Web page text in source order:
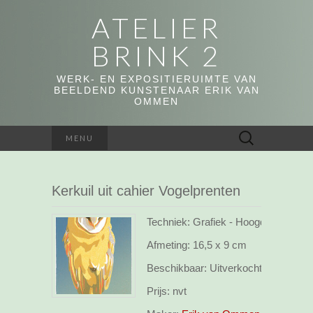
ATELIER
BRINK 2
WERK- EN EXPOSITIERUIMTE VAN
BEELDEND KUNSTENAAR ERIK VAN
OMMEN
MENU
Zoeken
naar:
Kerkuil uit cahier Vogelprenten
Techniek: Grafiek - Hoogdruk
Afmeting: 16,5 x 9 cm
Beschikbaar: Uitverkocht/ sold
Prijs: nvt